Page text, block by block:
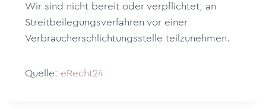
Wir sind nicht bereit oder verpflichtet, an
Streitbeilegungsverfahren vor einer
Verbraucherschlichtungsstelle teilzunehmen.
Quelle: eRecht24